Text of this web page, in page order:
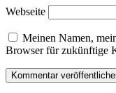
Webseite
Meinen Namen,
Browser für zukünftige